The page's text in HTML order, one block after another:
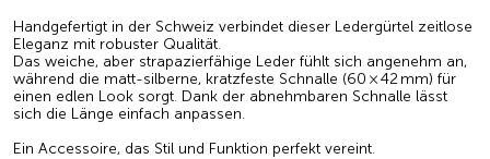
Handgefertigt in der Schweiz verbindet dieser Ledergürtel zeitlose
Eleganz mit robuster Qualität.
Das weiche, aber strapazierfähige Leder fühlt sich angenehm an,
während die matt-silberne, kratzfeste Schnalle (60 × 42 mm) für
einen edlen Look sorgt. Dank der abnehmbaren Schnalle lässt
sich die Länge einfach anpassen.
Ein Accessoire, das Stil und Funktion perfekt vereint.